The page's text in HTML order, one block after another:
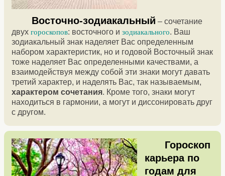
Восточно-зодиакальный – сочетание
двух гороскопов: восточного и зодиакального. Ваш
зодиакальный знак наделяет Вас определенным
набором характеристик, но и годовой Восточный знак
тоже наделяет Вас определенными качествами, а
взаимодействуя между собой эти знаки могут давать
третий характер, и наделять Вас, так называемым,
характером сочетания. Кроме того, знаки могут
находиться в гармонии, а могут и диссонировать друг
с другом.
Гороскоп
карьера по
годам для